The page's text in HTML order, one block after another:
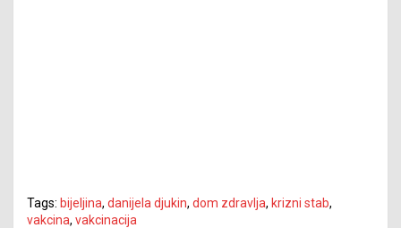
Tags: bijeljina, danijela djukin, dom zdravlja, krizni stab,
vakcina, vakcinacija